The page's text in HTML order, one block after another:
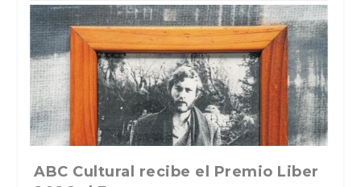
La verdadera odisea del espacio en
La cultura de la transgresión.